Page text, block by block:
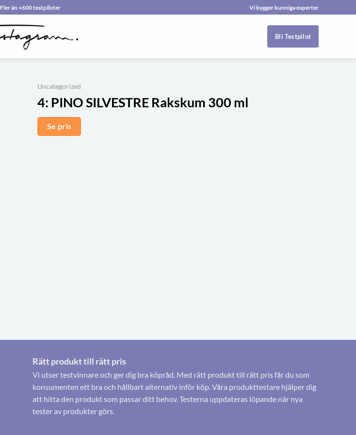
Fler än +600 testpiloter Vi bygger kunniga experter
Bli Testpilot
Uncategorized
4: PINO SILVESTRE Rakskum 300 ml
Se pris
Rätt produkt till rätt pris
Vi utser testvinnare och ger dig bra köpråd. Med rätt produkt till rätt pris får du som
konsumenten ett bra och hållbart alternativ inför köp. Våra produkttestare hjälper dig
att hitta den produkt som passar ditt behov. Testerna uppdateras löpande när nya
tester av produkter görs.